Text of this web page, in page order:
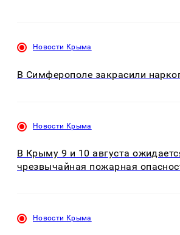
Новости Крыма
В Симферополе закрасили
Новости Крыма
В Крыму 9 и 10 августа
чрезвычайная пожарная
Новости Крыма